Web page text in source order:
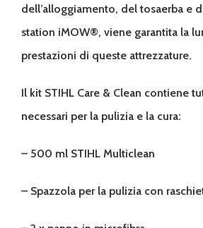
dell’alloggiamento, del tosaerba e
station iMOW®, viene garantita la
prestazioni di queste attrezzature.
Il kit STIHL Care & Clean contiene
necessari per la pulizia e la cura:
– 500 ml STIHL Multiclean
– Spazzola per la pulizia con